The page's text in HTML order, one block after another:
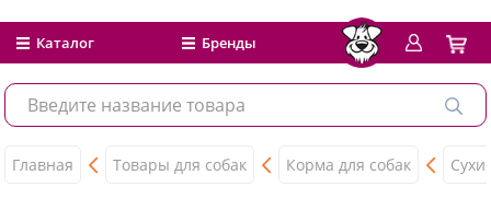
Каталог Бренды
Главная Товары для собак Корма для собак